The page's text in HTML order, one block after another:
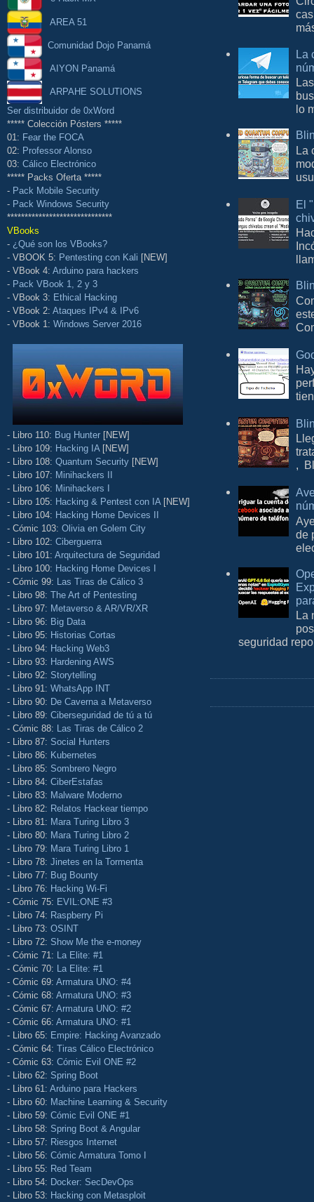
AREA 51
Comunidad Dojo Panamá
AIYON Panamá
ARPAHE SOLUTIONS
Ser distribuidor de 0xWord
***** Colección Pósters *****
01: Fear the FOCA
02: Professor Alonso
03: Cálico Electrónico
***** Packs Oferta *****
- Pack Mobile Security
- Pack Windows Security
******************************
VBooks
- ¿Qué son los VBooks?
- VBOOK 5: Pentesting con Kali [NEW]
- VBook 4: Arduino para hackers
- Pack VBook 1, 2 y 3
- VBook 3: Ethical Hacking
- VBook 2: Ataques IPv4 & IPv6
- VBook 1: Windows Server 2016
- Libro 110: Bug Hunter [NEW]
- Libro 109: Hacking IA [NEW]
- Libro 108: Quantum Security [NEW]
- Libro 107: Minihackers II
- Libro 106: Minihackers I
- Libro 105: Hacking & Pentest con IA [NEW]
- Libro 104: Hacking Home Devices II
- Cómic 103: Olivia en Golem City
- Libro 102: Ciberguerra
- Libro 101: Arquitectura de Seguridad
- Libro 100: Hacking Home Devices I
- Cómic 99: Las Tiras de Cálico 3
- Libro 98: The Art of Pentesting
- Libro 97: Metaverso & AR/VR/XR
- Libro 96: Big Data
- Libro 95: Historias Cortas
- Libro 94: Hacking Web3
- Libro 93: Hardening AWS
- Libro 92: Storytelling
- Libro 91: WhatsApp INT
- Libro 90: De Caverna a Metaverso
- Libro 89: Ciberseguridad de tú a tú
- Cómic 88: Las Tiras de Cálico 2
- Libro 87: Social Hunters
- Libro 86: Kubernetes
- Libro 85: Sombrero Negro
- Libro 84: CiberEstafas
- Libro 83: Malware Moderno
- Libro 82: Relatos Hackear tiempo
- Libro 81: Mara Turing Libro 3
- Libro 80: Mara Turing Libro 2
- Libro 79: Mara Turing Libro 1
- Libro 78: Jinetes en la Tormenta
- Libro 77: Bug Bounty
- Libro 76: Hacking Wi-Fi
- Cómic 75: EVIL:ONE #3
- Libro 74: Raspberry Pi
- Libro 73: OSINT
- Libro 72: Show Me the e-money
- Cómic 71: La Elite: #1
- Cómic 70: La Elite: #1
- Cómic 69: Armatura UNO: #4
- Cómic 68: Armatura UNO: #3
- Cómic 67: Armatura UNO: #2
- Cómic 66: Armatura UNO: #1
- Libro 65: Empire: Hacking Avanzado
- Cómic 64: Tiras Cálico Electrónico
- Cómic 63: Cómic Evil ONE #2
- Libro 62: Spring Boot
- Libro 61: Arduino para Hackers
- Libro 60: Machine Learning & Security
- Libro 59: Cómic Evil ONE #1
- Libro 58: Spring Boot & Angular
- Libro 57: Riesgos Internet
- Libro 56: Cómic Armatura Tomo I
- Libro 55: Red Team
- Libro 54: Docker: SecDevOps
- Libro 53: Hacking con Metasploit
La
lo
La
El
,
de
La
seguridad